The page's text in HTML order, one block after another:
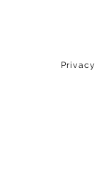
Privacy